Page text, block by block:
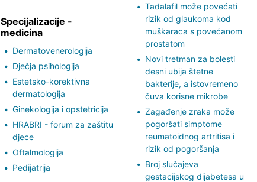
Specijalizacije -
medicina
Dermatovenerologija
Dječja psihologija
Estetsko-korektivna
dermatologija
Ginekologija i opstetricija
HRABRI - forum za zaštitu
djece
Oftalmologija
Pedijatrija
Tadalafil može povećati
rizik od glaukoma kod
muškaraca s povećanom
prostatom
Novi tretman za bolesti
desni ubija štetne
bakterije, a istovremeno
čuva korisne mikrobe
Zagađenje zraka može
pogoršati simptome
reumatoidnog artritisa i
rizik od pogoršanja
Broj slučajeva
gestacijskog dijabetesa u